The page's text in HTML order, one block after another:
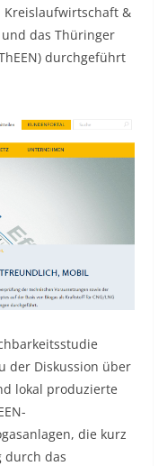
&
und das Thüringer
durchgeführt
der Diskussion über
lokal produzierte
die kurz
durch das